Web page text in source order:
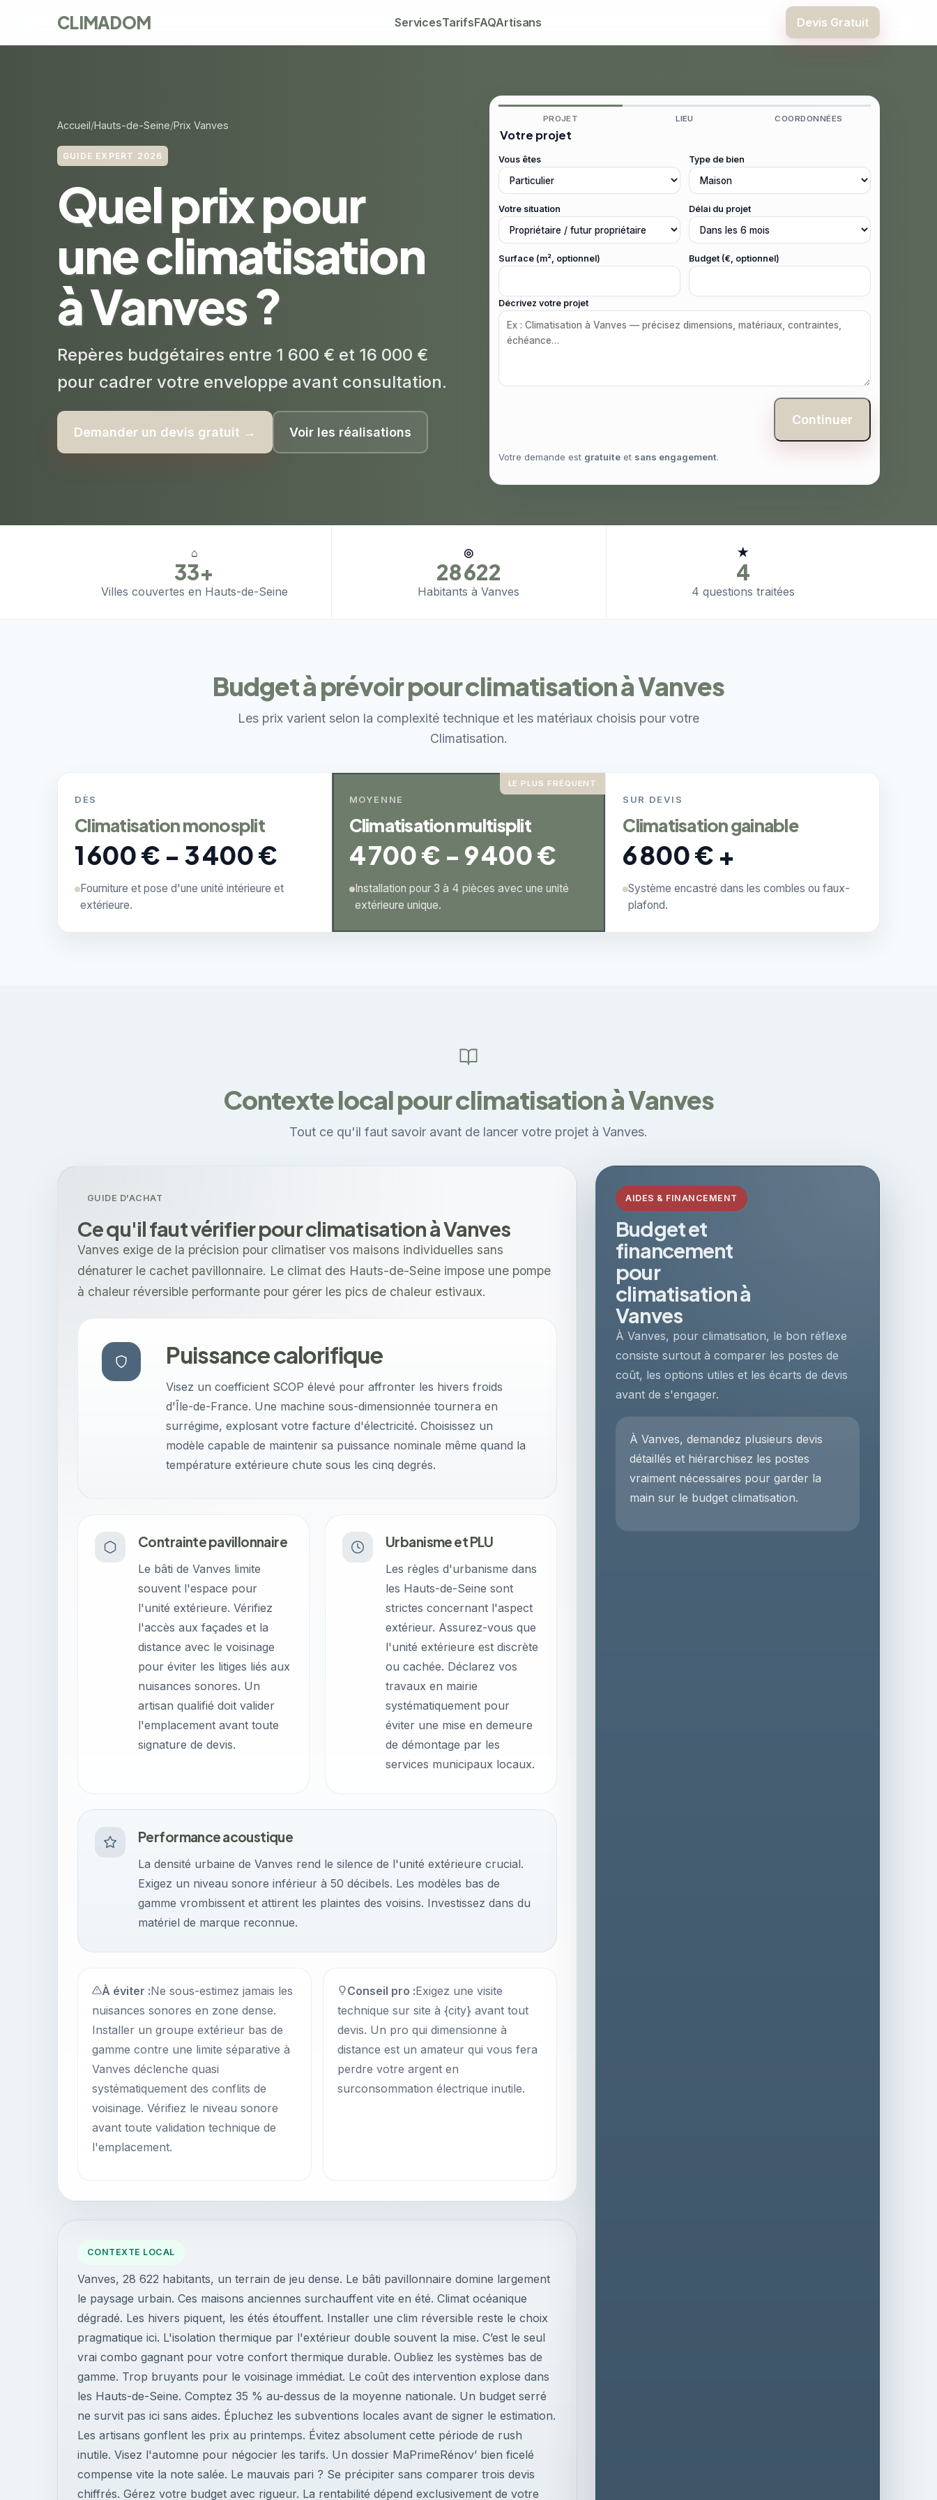
CLIMADOM ServicesTarifsFAQArtisans Devis Gratuit
Accueil Hauts-de-Seine Prix Vanves
GUIDE EXPERT 2026
Quel prix pour
une climatisation
à Vanves ?
Repères budgétaires entre 1 600 € et 16 000 €
pour cadrer votre enveloppe avant consultation.
Demander un devis gratuit → Voir les réalisations
PROJET LIEU COORDONNÉES
Votre projet
Vous êtes Type de bien
Votre situation Délai du projet
Surface (m², optionnel) Budget (€, optionnel)
Décrivez votre projet
Continuer
Votre demande est gratuite et sans engagement.
⌂
33+
Villes couvertes en Hauts-de-Seine
◎
28 622
Habitants à Vanves
★
4
4 questions traitées
Budget à prévoir pour climatisation à Vanves
Les prix varient selon la complexité technique et les matériaux choisis pour votre
Climatisation.
DÈS
Climatisation monosplit
1 600 € - 3 400 €
Fourniture et pose d'une unité intérieure et
extérieure.
LE PLUS FRÉQUENT
MOYENNE
Climatisation multisplit
4 700 € - 9 400 €
Installation pour 3 à 4 pièces avec une unité
extérieure unique.
SUR DEVIS
Climatisation gainable
6 800 € +
Système encastré dans les combles ou faux-
plafond.
Contexte local pour climatisation à Vanves
Tout ce qu'il faut savoir avant de lancer votre projet à Vanves.
CONTEXTE LOCAL
Vanves, 28 622 habitants, un terrain de jeu dense. Le bâti pavillonnaire domine largement
le paysage urbain. Ces maisons anciennes surchauffent vite en été. Climat océanique
dégradé. Les hivers piquent, les étés étouffent. Installer une clim réversible reste le choix
pragmatique ici. L'isolation thermique par l'extérieur double souvent la mise. C’est le seul
vrai combo gagnant pour votre confort thermique durable. Oubliez les systèmes bas de
gamme. Trop bruyants pour le voisinage immédiat. Le coût des intervention explose dans
les Hauts-de-Seine. Comptez 35 % au-dessus de la moyenne nationale. Un budget serré
ne survit pas ici sans aides. Épluchez les subventions locales avant de signer le estimation.
Les artisans gonflent les prix au printemps. Évitez absolument cette période de rush
inutile. Visez l'automne pour négocier les tarifs. Un dossier MaPrimeRénov’ bien ficelé
compense vite la note salée. Le mauvais pari ? Se précipiter sans comparer trois devis
chiffrés. Gérez votre budget avec rigueur. La rentabilité dépend exclusivement de votre
GUIDE D'ACHAT
Ce qu'il faut vérifier pour climatisation à Vanves
Vanves exige de la précision pour climatiser vos maisons individuelles sans
dénaturer le cachet pavillonnaire. Le climat des Hauts-de-Seine impose une pompe
à chaleur réversible performante pour gérer les pics de chaleur estivaux.
Puissance calorifique
Visez un coefficient SCOP élevé pour affronter les hivers froids
d'Île-de-France. Une machine sous-dimensionnée tournera en
surrégime, explosant votre facture d'électricité. Choisissez un
modèle capable de maintenir sa puissance nominale même quand la
température extérieure chute sous les cinq degrés.
Contrainte pavillonnaire
Le bâti de Vanves limite
souvent l'espace pour
l'unité extérieure. Vérifiez
l'accès aux façades et la
distance avec le voisinage
pour éviter les litiges liés aux
nuisances sonores. Un
artisan qualifié doit valider
l'emplacement avant toute
signature de devis.
Urbanisme et PLU
Les règles d'urbanisme dans
les Hauts-de-Seine sont
strictes concernant l'aspect
extérieur. Assurez-vous que
l'unité extérieure est discrète
ou cachée. Déclarez vos
travaux en mairie
systématiquement pour
éviter une mise en demeure
de démontage par les
services municipaux locaux.
Performance acoustique
La densité urbaine de Vanves rend le silence de l'unité extérieure crucial.
Exigez un niveau sonore inférieur à 50 décibels. Les modèles bas de
gamme vrombissent et attirent les plaintes des voisins. Investissez dans du
matériel de marque reconnue.
À éviter :Ne sous-estimez jamais les
nuisances sonores en zone dense.
Installer un groupe extérieur bas de
gamme contre une limite séparative à
Vanves déclenche quasi
systématiquement des conflits de
voisinage. Vérifiez le niveau sonore
avant toute validation technique de
l'emplacement.
Conseil pro :Exigez une visite
technique sur site à {city} avant tout
devis. Un pro qui dimensionne à
distance est un amateur qui vous fera
perdre votre argent en
surconsommation électrique inutile.
AIDES & FINANCEMENT
Budget et
financement
pour
climatisation à
Vanves
À Vanves, pour climatisation, le bon réflexe
consiste surtout à comparer les postes de
coût, les options utiles et les écarts de devis
avant de s'engager.
À Vanves, demandez plusieurs devis
détaillés et hiérarchisez les postes
vraiment nécessaires pour garder la
main sur le budget climatisation.